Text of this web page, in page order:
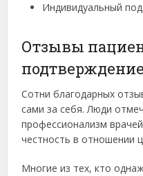
Индивидуальный
Отзывы
Сотни благодарных
сами за себя. Люди
профессионализм
честность в отношении
Многие из тех, кто